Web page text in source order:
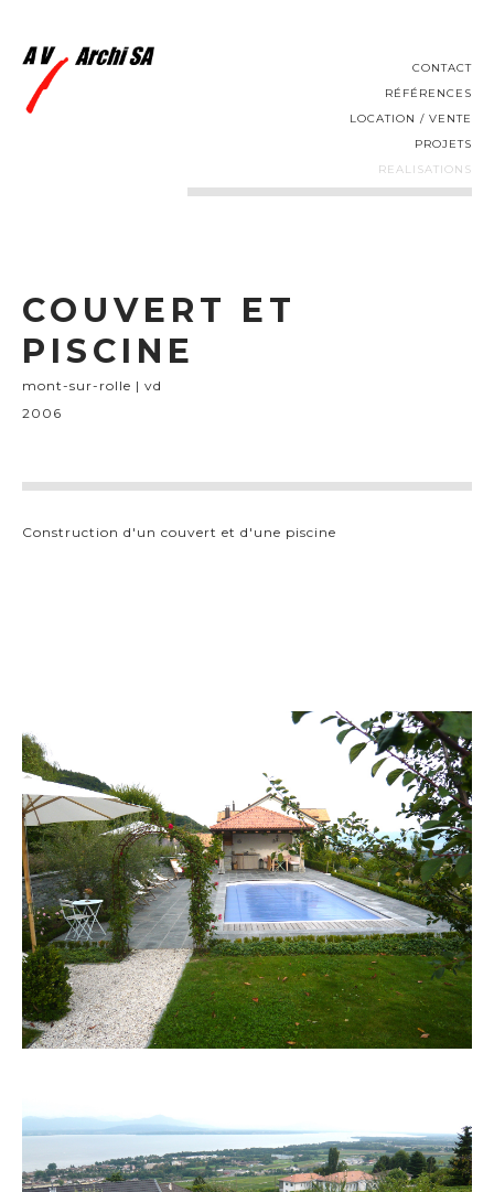
CONTACT
RÉFÉRENCES
LOCATION / VENTE
PROJETS
REALISATIONS
COUVERT ET
PISCINE
mont-sur-rolle | vd
2006
Construction d'un couvert et d'une piscine